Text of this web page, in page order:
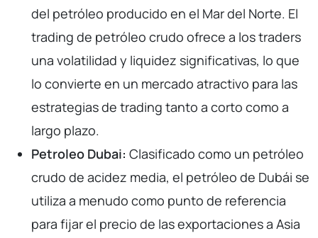
del petróleo producido en el Mar del Norte. El
trading de petróleo crudo ofrece a los traders
una volatilidad y liquidez significativas, lo que
lo convierte en un mercado atractivo para las
estrategias de trading tanto a corto como a
largo plazo.
Petroleo Dubai: Clasificado como un petróleo
crudo de acidez media, el petróleo de Dubái se
utiliza a menudo como punto de referencia
para fijar el precio de las exportaciones a Asia